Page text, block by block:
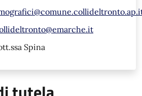
Spina